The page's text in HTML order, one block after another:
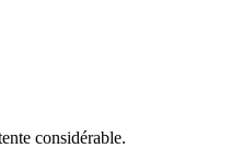
considérable.